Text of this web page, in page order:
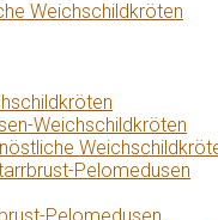
Weichschildkröten
Weichschildkröten
Pelomedusen